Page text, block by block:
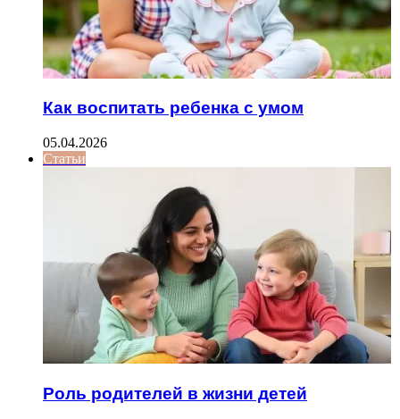
Как воспитать ребенка с умом
05.04.2026
Статьи
Роль родителей в жизни детей